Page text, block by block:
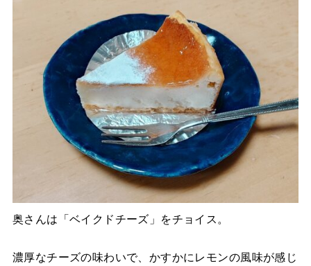
奥さんは「ベイクドチーズ」をチョイス。
濃厚なチーズの味わいで、かすかにレモンの風味が感じ